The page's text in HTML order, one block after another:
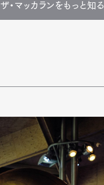
ザ・マッカランをもっと知る